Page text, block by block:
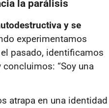
la parálisis
y se
experimentamos
pasado, identificamos
“Soy una
atrapa en una identidad